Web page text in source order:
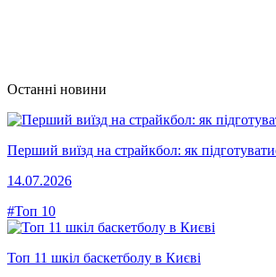
Останні новини
Перший виїзд на страйкбол: як
14.07.2026
#Топ 10
Топ 11 шкіл баскетболу в Києві